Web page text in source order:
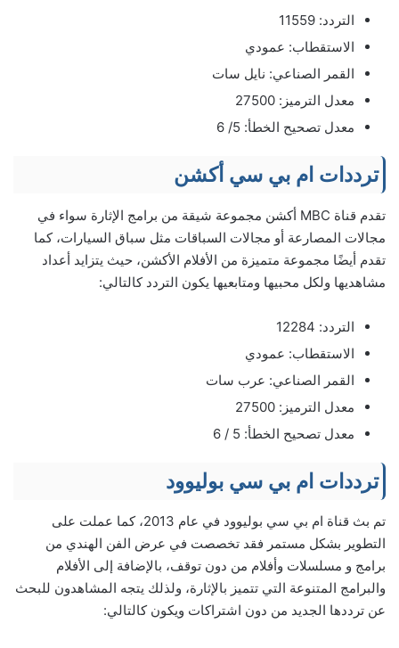
التردد: 11559
الاستقطاب: عمودي
القمر الصناعي: نايل سات
معدل الترميز: 27500
معدل تصحيح الخطأ: 5/ 6
ترددات ام بي سي أكشن
تقدم قناة MBC أكشن مجموعة شيقة من برامج الإثارة سواء في
مجالات المصارعة أو مجالات السباقات مثل سباق السيارات، كما
تقدم أيضًا مجموعة متميزة من الأفلام الأكشن، حيث يتزايد أعداد
مشاهديها ولكل محبيها ومتابعيها يكون التردد كالتالي:
التردد: 12284
الاستقطاب: عمودي
القمر الصناعي: عرب سات
معدل الترميز: 27500
معدل تصحيح الخطأ: 5 / 6
ترددات ام بي سي بوليوود
تم بث قناة ام بي سي بوليوود في عام 2013، كما عملت على
التطوير بشكل مستمر فقد تخصصت في عرض الفن الهندي من
برامج و مسلسلات وأفلام من دون توقف، بالإضافة إلى الأفلام
والبرامج المتنوعة التي تتميز بالإثارة، ولذلك يتجه المشاهدون للبحث
عن ترددها الجديد من دون اشتراكات ويكون كالتالي: